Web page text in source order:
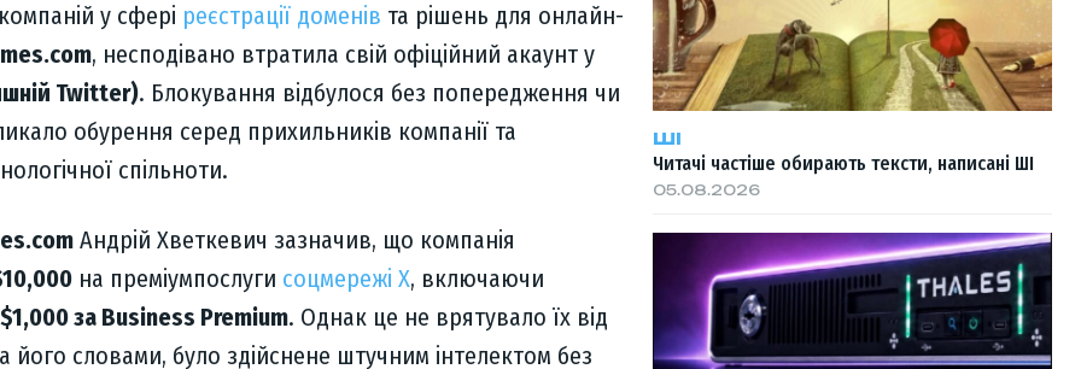
у сфері реєстрації доменів та рішень для онлайн-
, несподівано втратила свій офіційний акаунт у
Twitter). Блокування відбулося без попередження чи
обурення серед прихильників компанії та
спільноти.
Андрій Хветкевич зазначив, що компанія
на преміумпослуги соцмережі X, включаючи
за Business Premium. Однак це не врятувало їх від
його словами, було здійснене штучним інтелектом без
ШІ
Читачі частіше обирають тексти, написані ШІ
05.08.2026